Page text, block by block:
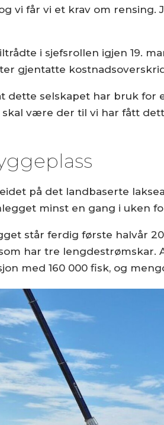
vi får vi et krav om
i sjefsrollen igjen 19.
gjentatte
dette selskapet har bruk for
skal være der til vi har fått
på det landbaserte
minst en gang i uken
står ferdig første halvår
har tre lengdestrømskar.
med 160 000 fisk, og